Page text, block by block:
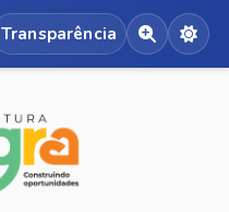
Transparência